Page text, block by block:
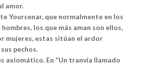
amor.
Yourcenar, que normalmente en los
los que más aman son ellos,
mujeres, estas sitúan el ardor
pechos.
axiomático. En “Un tranvía llamado